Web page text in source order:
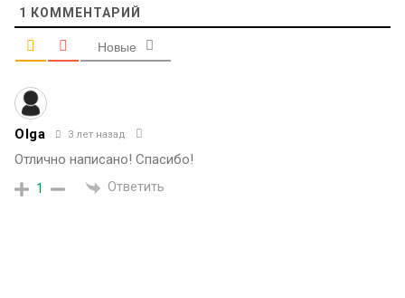
1 КОММЕНТАРИЙ
Новые
Olga 3 лет назад
Отлично написано! Спасибо!
1 Ответить